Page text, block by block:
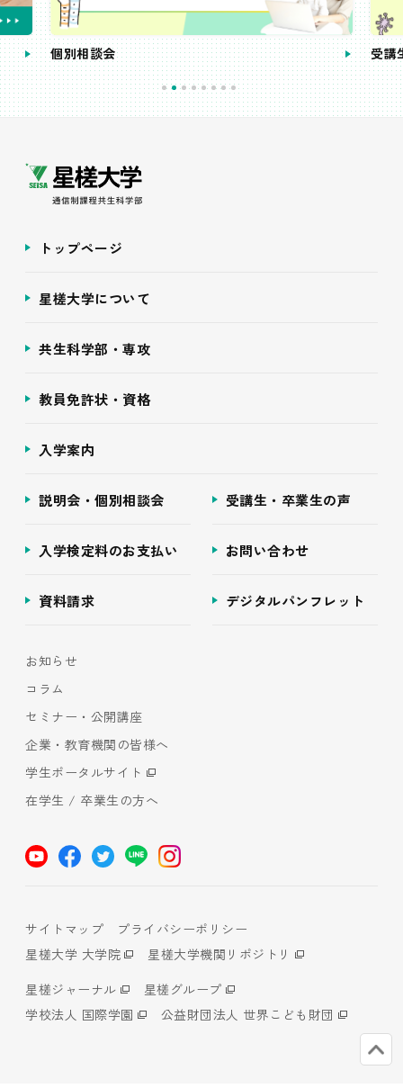
個別相談会 受講
トップページ
星槎大学について
共生科学部・専攻
教員免許状・資格
入学案内
説明会・個別相談会 受講生・卒業生の声
入学検定料のお支払い お問い合わせ
資料請求 デジタルパンフレット
お知らせ
コラム
セミナー・公開講座
企業・教育機関の皆様へ
学生ポータルサイト
在学生 / 卒業生の方へ
サイトマップ
プライバシーポリシー
星槎大学 大学院
星槎大学機関リポジトリ
星槎ジャーナル
星槎グループ
学校法人 国際学園
公益財団法人 世界こども財団